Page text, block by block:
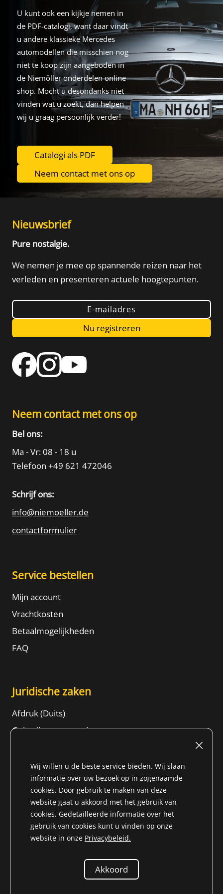
U kunt ook een kijkje nemen in
de PDF-catalogi, want daar vindt
u andere klassieke Mercedes
automodellen die misschien nog
niet te koop zijn aangeboden in
de Niemöller onderdelen online
shop. Mocht u desondanks niet
vinden wat u zoekt, dan helpen
wij u graag persoonlijk verder!
Catalogi als PDF
Neem contact met ons op
Nieuwsbrief
Pure nostalgie.
We nemen je mee op spannende reizen naar het
verleden en presenteren actuele hoogtepunten.
E-mailadres
Nu registreren
Neem contact met ons op
Bel ons:
Ma - Vr: 08 - 18 u
Telefoon +49 621 472046
Schrijf ons:
info@niemoeller.de
contactformulier
Service bestellen
Mijn account
Vrachtkosten
Betaalmogelijkheden
FAQ
Juridische zaken
Afdruk (Duits)
Gebruiksvoorwaarden
ALGEMENE VOORWAARDEN
Gegevensbeschermingsinformatie
Content
© 2026 Niemöller
) plusvrachtkostenen rembourskosten,
tenzij anders vermeld.
Wij willen u de beste service bieden. Wij slaan
informatie over uw bezoek op in zogenaamde
cookies. Door gebruik te maken van deze
website gaat u akkoord met het gebruik van
cookies. Gedetailleerde informatie over het
gebruik van cookies kunt u vinden op onze
website in onze Privacybeleid.
Akkoord